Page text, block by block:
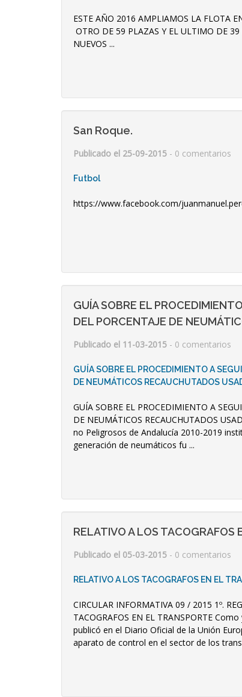
ESTE AÑO 2016 AMPLIAMOS LA FLOTA
OTRO DE 59 PLAZAS Y EL ULTIMO DE
NUEVOS ...
San Roque.
Publicado el 25-09-2015 - 0 comentarios
Futbol
https://www.facebook.com/
GUÍA SOBRE EL
DEL PORCENTAJE DE
Publicado el 11-03-2015 - 0 comentarios
GUÍA SOBRE EL PROCEDIMIENTO A
DE NEUMÁTICOS RECAUCHUTADOS
GUÍA SOBRE EL PROCEDIMIENTO A
DE NEUMÁTICOS RECAUCHUTADOS
no Peligrosos de Andalucía 2010-2019
generación de neumáticos fu ...
RELATIVO A LOS TACOGRAFOS
Publicado el 05-03-2015 - 0 comentarios
RELATIVO A LOS TACOGRAFOS EN EL
CIRCULAR INFORMATIVA 09 / 2015 1º.
TACOGRAFOS EN EL TRANSPORTE
publicó en el Diario Oficial de la Unión
aparato de control en el sector de los